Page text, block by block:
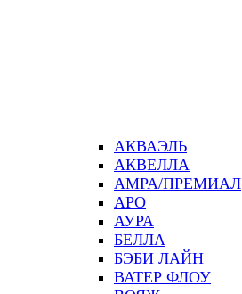
АКВАЭЛЬ
АКВЕЛЛА
АМРА/ПРЕМИАЛ
АРО
АУРА
БЕЛЛА
БЭБИ ЛАЙН
ВАТЕР ФЛОУ